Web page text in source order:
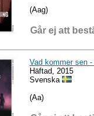
(Aag)
Går ej att
Vad kommer sen
Häftad, 2015
Svenska
(Aa)